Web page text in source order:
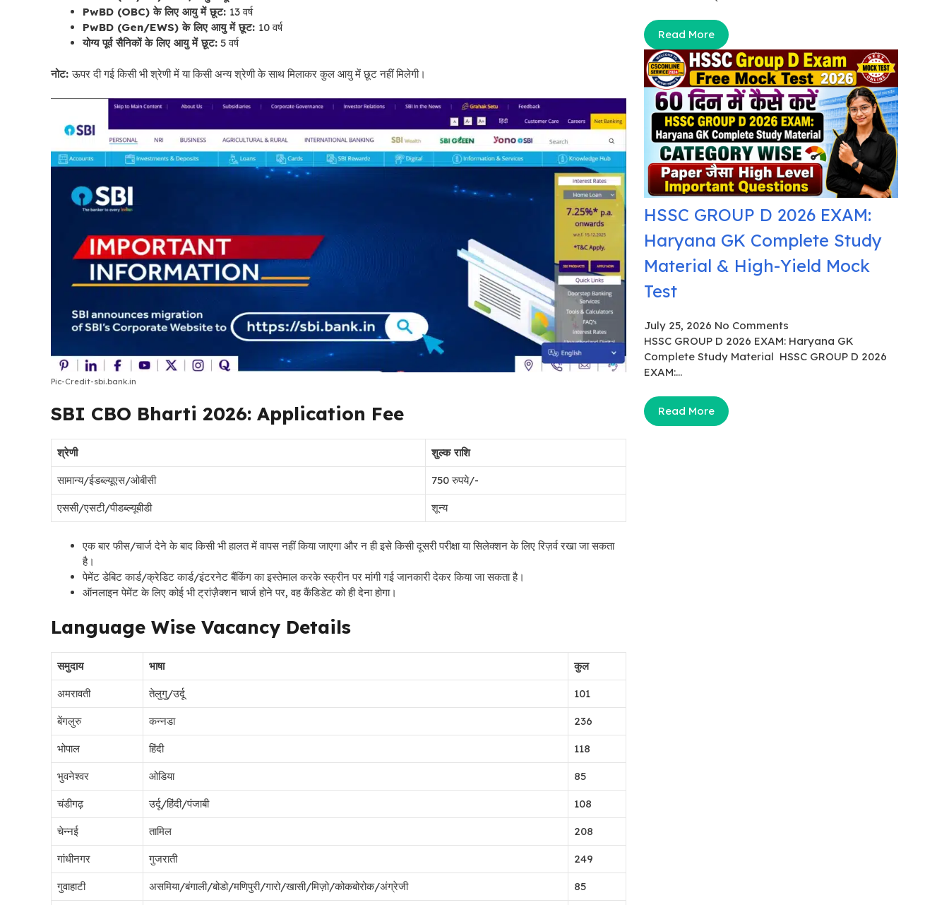
PwBD (OBC) के लिए आयु में छूट: 13 वर्ष
PwBD (Gen/EWS) के लिए आयु में छूट: 10 वर्ष
योग्य पूर्व सैनिकों के लिए आयु में छूट: 5 वर्ष
नोट:ऊपर दी गई किसी भी श्रेणी में या किसी अन्य श्रेणी के साथ मिलाकर कुल आयु में छूट नहीं मिलेगी।
Pic-Credit-sbi.bank.in
SBI CBO Bharti 2026: Application Fee
श्रेणी शुल्क राशि
सामान्य/ईडब्ल्यूएस/ओबीसी 750 रुपये/-
एससी/एसटी/पीडब्ल्यूबीडी शून्य
एक बार फीस/चार्ज देने के बाद किसी भी हालत में वापस नहीं किया जाएगा और न ही इसे किसी दूसरी परीक्षा या सिलेक्शन के लिए रिज़र्व रखा जा सकता
है।
पेमेंट डेबिट कार्ड/क्रेडिट कार्ड/इंटरनेट बैंकिंग का इस्तेमाल करके स्क्रीन पर मांगी गई जानकारी देकर किया जा सकता है।
ऑनलाइन पेमेंट के लिए कोई भी ट्रांज़ैक्शन चार्ज होने पर, वह कैंडिडेट को ही देना होगा।
Language Wise Vacancy Details
समुदाय भाषा कुल
अमरावती तेलुगु/उर्दू 101
बेंगलुरु कन्नडा 236
भोपाल हिंदी 118
भुवनेश्वर ओडिया 85
चंडीगढ़ उर्दू/हिंदी/पंजाबी 108
चेन्नई तामिल 208
गांधीनगर गुजराती 249
गुवाहाटी असमिया/बंगाली/बोडो/मणिपुरी/गारो/खासी/मिज़ो/कोकबोरोक/अंग्रेजी 85
Read More
HSSC GROUP D 2026 EXAM:
Haryana GK Complete Study
Material & High-Yield Mock
Test
July 25, 2026 No Comments
HSSC GROUP D 2026 EXAM: Haryana GK
Complete Study Material HSSC GROUP D 2026
EXAM:...
Read More